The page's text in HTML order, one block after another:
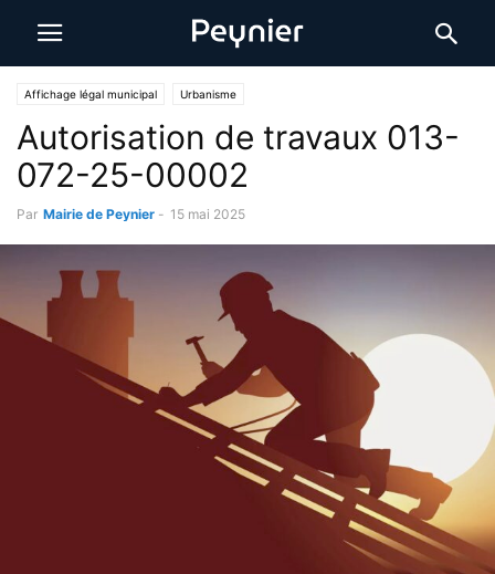
Affichage légal municipal Urbanisme
Autorisation de travaux 013-
072-25-00002
Par Mairie de Peynier - 15 mai 2025